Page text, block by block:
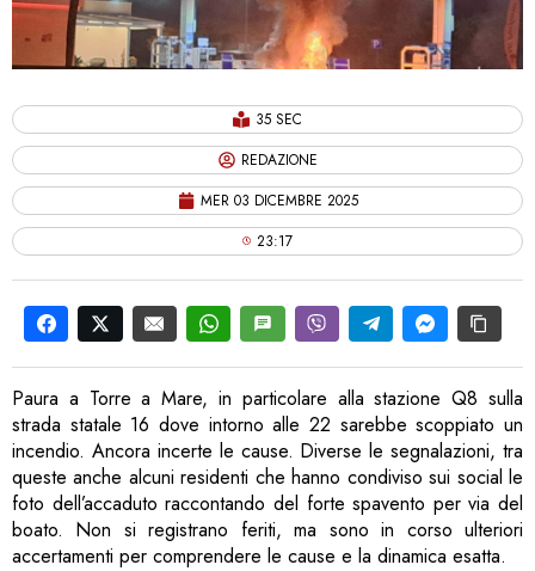
35 SEC
REDAZIONE
MER 03 DICEMBRE 2025
23:17
Paura a Torre a Mare, in particolare alla stazione Q8 sulla
strada statale 16 dove intorno alle 22 sarebbe scoppiato un
incendio. Ancora incerte le cause. Diverse le segnalazioni, tra
queste anche alcuni residenti che hanno condiviso sui social le
foto dell’accaduto raccontando del forte spavento per via del
boato. Non si registrano feriti, ma sono in corso ulteriori
accertamenti per comprendere le cause e la dinamica esatta.